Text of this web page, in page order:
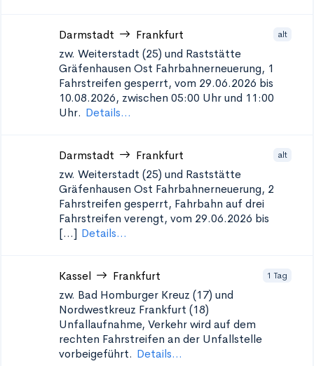
Darmstadt Frankfurt alt
zw. Weiterstadt (25) und Raststätte
Gräfenhausen Ost Fahrbahnerneuerung, 1
Fahrstreifen gesperrt, vom 29.06.2026 bis
10.08.2026, zwischen 05:00 Uhr und 11:00
Uhr. Details...
Darmstadt Frankfurt alt
zw. Weiterstadt (25) und Raststätte
Gräfenhausen Ost Fahrbahnerneuerung, 2
Fahrstreifen gesperrt, Fahrbahn auf drei
Fahrstreifen verengt, vom 29.06.2026 bis
[...] Details...
Kassel Frankfurt 1 Tag
zw. Bad Homburger Kreuz (17) und
Nordwestkreuz Frankfurt (18)
Unfallaufnahme, Verkehr wird auf dem
rechten Fahrstreifen an der Unfallstelle
vorbeigeführt. Details...